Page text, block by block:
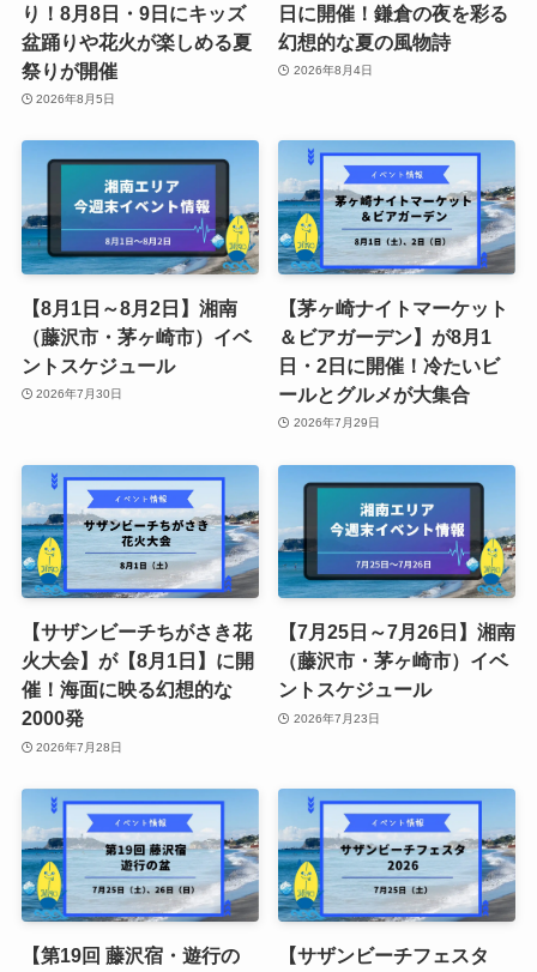
り！8月8日・9日にキッズ
盆踊りや花火が楽しめる夏
祭りが開催
2026年8月5日
日に開催！鎌倉の夜を彩る
幻想的な夏の風物詩
2026年8月4日
【8月1日～8月2日】湘南
（藤沢市・茅ヶ崎市）イベ
ントスケジュール
2026年7月30日
【茅ヶ崎ナイトマーケット
＆ビアガーデン】が8月1
日・2日に開催！冷たいビ
ールとグルメが大集合
2026年7月29日
【サザンビーチちがさき花
火大会】が【8月1日】に開
催！海面に映る幻想的な
2000発
2026年7月28日
【7月25日～7月26日】湘南
（藤沢市・茅ヶ崎市）イベ
ントスケジュール
2026年7月23日
【第19回 藤沢宿・遊行の
【サザンビーチフェスタ